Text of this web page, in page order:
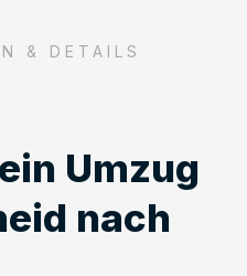
& DETAILS
Umzug
nach